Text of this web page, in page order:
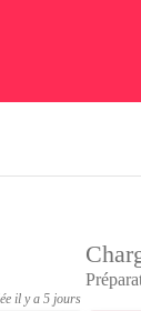
il y a 5 jours